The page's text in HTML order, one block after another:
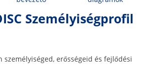
Személyiségprofil
személyiséged, erősségeid és fejlődési